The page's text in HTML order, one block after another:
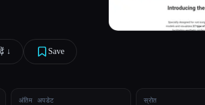
↓︎ Save
अंतिम अपडेट स्रोत